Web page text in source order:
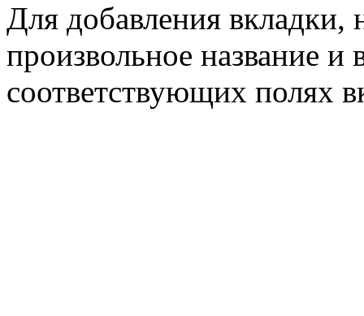
Для добавления вкладки,
произвольное название и
соответствующих полях